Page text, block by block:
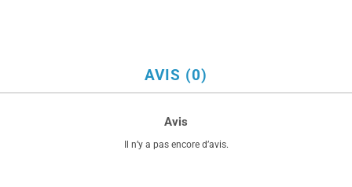
AVIS (0)
Avis
Il n’y a pas encore d’avis.